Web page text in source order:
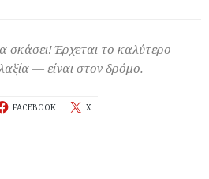
σκάσει! Έρχεται το καλύτερο
— είναι στον δρόμο.
FACEBOOK X